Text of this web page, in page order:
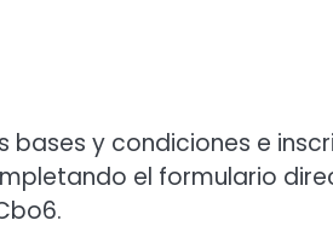
bases y condiciones e
el formulario